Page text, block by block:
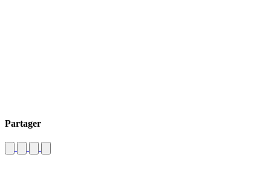
Partager